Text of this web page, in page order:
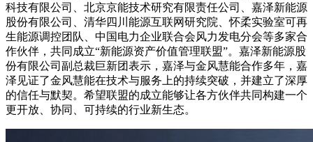
科技有限公司、北京京能技术研究有限责任公司、嘉泽新能源
股份有限公司、清华四川能源互联网研究院、怀柔实验室可再
生能源调控团队、中国电力企业联合会风力发电分会等多家合
作伙伴，共同成立“新能源资产价值管理联盟”。嘉泽新能源股
份有限公司副总裁巨新团表示，嘉泽与金风慧能合作多年，嘉
泽见证了金风慧能在技术与服务上的持续突破，并建立了深厚
的信任与默契。希望联盟的成立能够让各方伙伴共同构建一个
更开放、协同、可持续的行业新生态。